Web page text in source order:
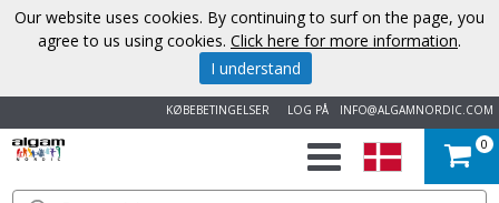
INFO@ALGAMNORDIC.COM
LOG PÅ
KØBEBETINGELSER
START
0
Our website uses cookies. By continuing to surf on the page, you
agree to us using cookies. Click here for more information.
I understand